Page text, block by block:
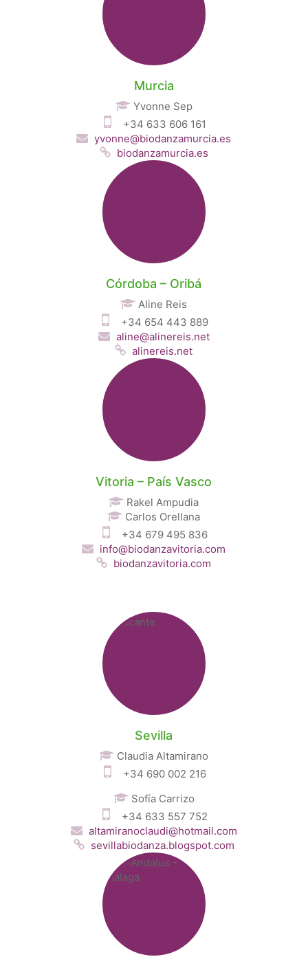
Murcia
Yvonne Sep
+34 633 606 161
yvonne@biodanzamurcia.es
biodanzamurcia.es
Córdoba – Oribá
Aline Reis
+34 654 443 889
aline@alinereis.net
alinereis.net
Vitoria – País Vasco
Rakel Ampudia
Carlos Orellana
+34 679 495 836
info@biodanzavitoria.com
biodanzavitoria.com
Sevilla
Claudia Altamirano
+34 690 002 216
Sofía Carrizo
+34 633 557 752
altamiranoclaudi@hotmail.com
sevillabiodanza.blogspot.com